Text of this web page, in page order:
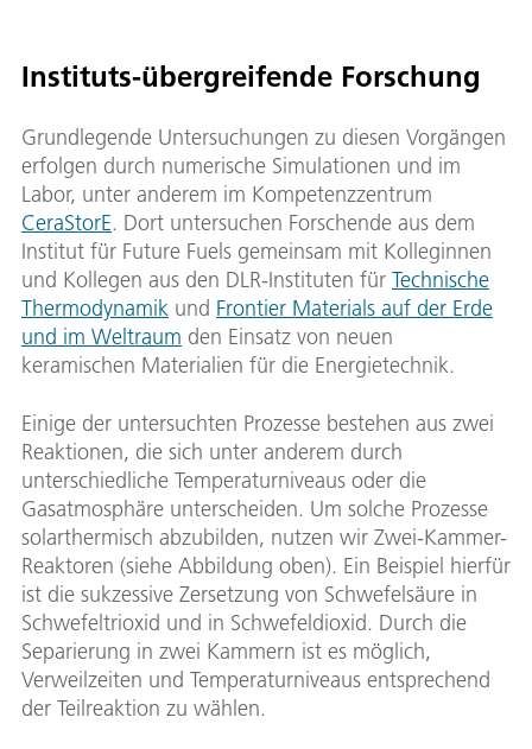
Instituts-übergreifende Forschung
Grundlegende Untersuchungen zu diesen Vorgängen
erfolgen durch numerische Simulationen und im
Labor, unter anderem im Kompetenzzentrum
CeraStorE. Dort untersuchen Forschende aus dem
Institut für Future Fuels gemeinsam mit Kolleginnen
und Kollegen aus den DLR-Instituten für Technische
Thermodynamik und Frontier Materials auf der Erde
und im Weltraum den Einsatz von neuen
keramischen Materialien für die Energietechnik.
Einige der untersuchten Prozesse bestehen aus zwei
Reaktionen, die sich unter anderem durch
unterschiedliche Temperaturniveaus oder die
Gasatmosphäre unterscheiden. Um solche Prozesse
solarthermisch abzubilden, nutzen wir Zwei-Kammer-
Reaktoren (siehe Abbildung oben). Ein Beispiel hierfür
ist die sukzessive Zersetzung von Schwefelsäure in
Schwefeltrioxid und in Schwefeldioxid. Durch die
Separierung in zwei Kammern ist es möglich,
Verweilzeiten und Temperaturniveaus entsprechend
der Teilreaktion zu wählen.